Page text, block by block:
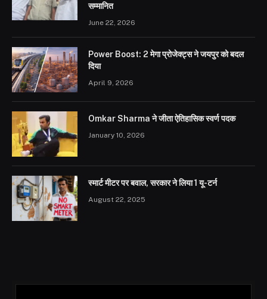
सम्मानित
June 22, 2026
Power Boost: 2 मेगा प्रोजेक्ट्स ने जयपुर को बदल
दिया
April 9, 2026
Omkar Sharma ने जीता ऐतिहासिक स्वर्ण पदक
January 10, 2026
स्मार्ट मीटर पर बवाल, सरकार ने लिया 1 यू-टर्न
August 22, 2025